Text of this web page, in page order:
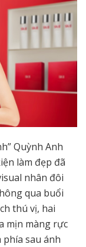
Quỳnh Anh
làm đẹp đã
nhân đôi
qua buổi
thú vị, hai
mịn màng rực
sau ánh